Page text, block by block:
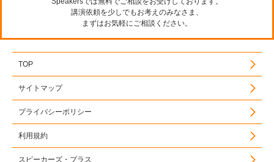
講演依頼を少しでもお考えのみなさま、
まずはお気軽にご相談ください。
TOP
サイトマップ
プライバシーポリシー
利用規約
スピーカーズ・プラス